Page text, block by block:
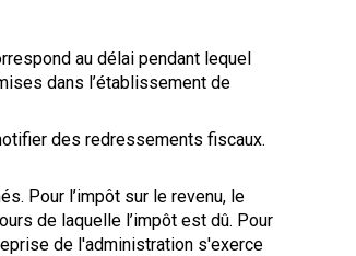
au délai pendant lequel
dans l’établissement de
des redressements fiscaux.
Pour l’impôt sur le revenu, le
de laquelle l’impôt est dû. Pour
de l'administration s'exerce